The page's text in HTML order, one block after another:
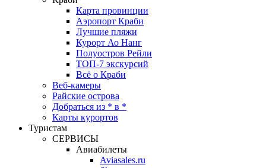
Карта провинции
Аэропорт Краби
Лучшие пляжи
Курорт Ао Нанг
Полуостров Рейли
ТОП-7 экскурсий
Всё о Краби
Веб-камеры
Райские острова
Добраться из * в *
Карты курортов
Туристам
СЕРВИСЫ
Авиабилеты
Aviasales.ru